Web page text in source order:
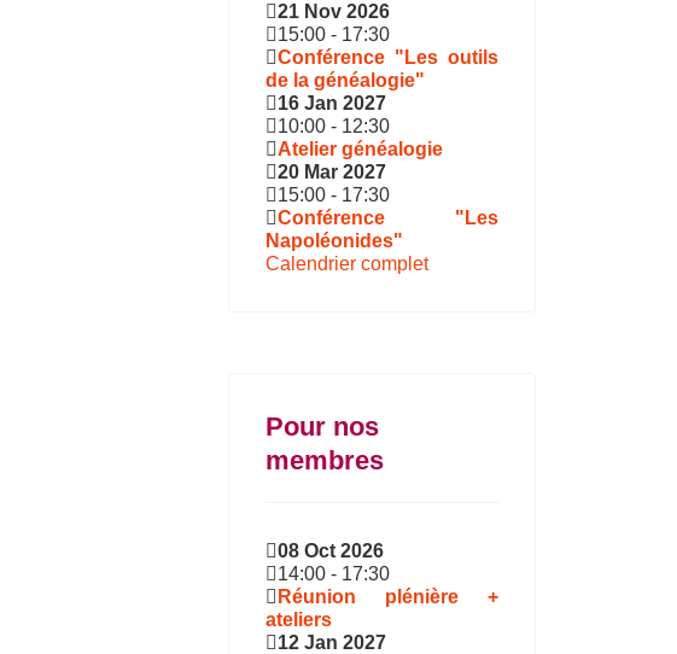
21 Nov 2026
15:00 - 17:30
Conférence "Les outils
de la généalogie"
16 Jan 2027
10:00 - 12:30
Atelier généalogie
20 Mar 2027
15:00 - 17:30
Conférence "Les
Napoléonides"
Calendrier complet
Pour nos
membres
08 Oct 2026
14:00 - 17:30
Réunion plénière +
ateliers
12 Jan 2027